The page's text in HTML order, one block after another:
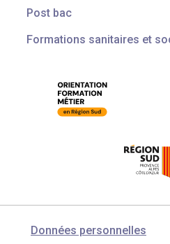
Post bac
Formations sanitaires et
Données personnelles